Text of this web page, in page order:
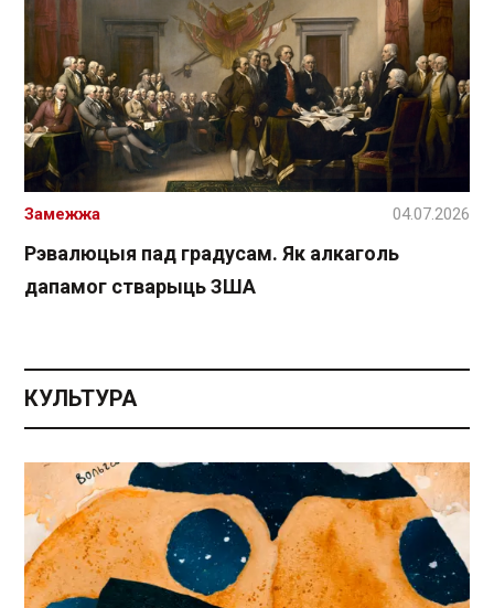
Рэвалюцыя пад градусам. Як алкаголь
дапамог стварыць ЗША
Замежжа 04.07.2026
КУЛЬТУРА